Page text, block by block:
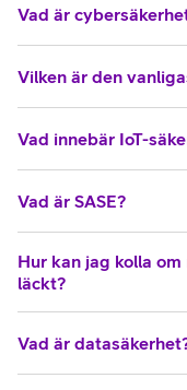
Vad är
Vilken är den
Vad innebär IoT-
Vad är SASE?
Hur kan jag kolla
läckt?
Vad är